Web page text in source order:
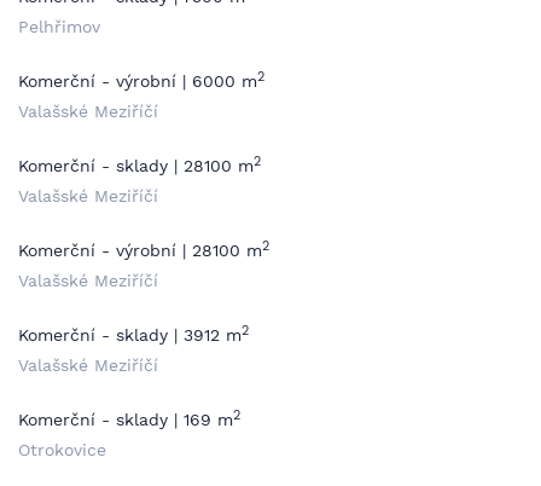
Pelhřimov
Komerční - výrobní | 6000 m2
Valašské Meziříčí
Komerční - sklady | 28100 m2
Valašské Meziříčí
Komerční - výrobní | 28100 m2
Valašské Meziříčí
Komerční - sklady | 3912 m2
Valašské Meziříčí
Komerční - sklady | 169 m2
Otrokovice